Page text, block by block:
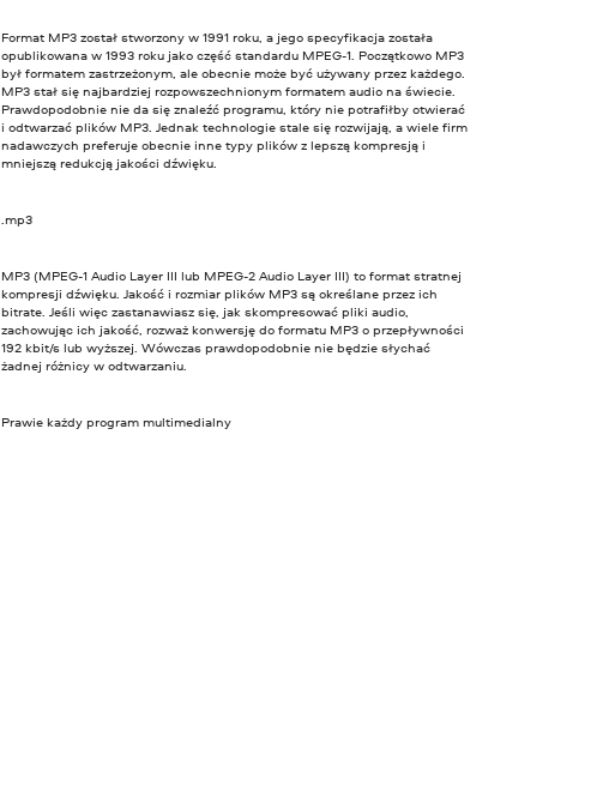
Format MP3 został stworzony w 1991 roku, a jego specyfikacja została
opublikowana w 1993 roku jako część standardu MPEG-1. Początkowo MP3
był formatem zastrzeżonym, ale obecnie może być używany przez każdego.
MP3 stał się najbardziej rozpowszechnionym formatem audio na świecie.
Prawdopodobnie nie da się znaleźć programu, który nie potrafiłby otwierać
i odtwarzać plików MP3. Jednak technologie stale się rozwijają, a wiele firm
nadawczych preferuje obecnie inne typy plików z lepszą kompresją i
mniejszą redukcją jakości dźwięku.
.mp3
MP3 (MPEG-1 Audio Layer III lub MPEG-2 Audio Layer III) to format stratnej
kompresji dźwięku. Jakość i rozmiar plików MP3 są określane przez ich
bitrate. Jeśli więc zastanawiasz się, jak skompresować pliki audio,
zachowując ich jakość, rozważ konwersję do formatu MP3 o przepływności
192 kbit/s lub wyższej. Wówczas prawdopodobnie nie będzie słychać
żadnej różnicy w odtwarzaniu.
Prawie każdy program multimedialny